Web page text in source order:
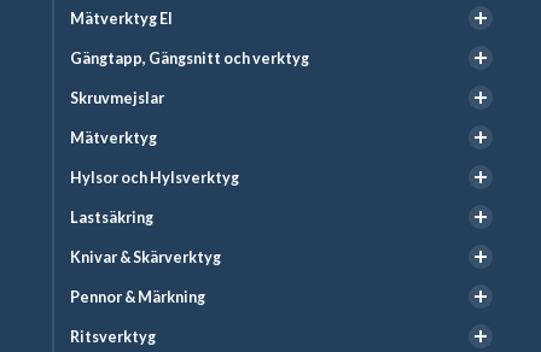
Mätverktyg El
Gängtapp, Gängsnitt och verktyg
Skruvmejslar
Mätverktyg
Hylsor och Hylsverktyg
Lastsäkring
Knivar & Skärverktyg
Pennor & Märkning
Ritsverktyg